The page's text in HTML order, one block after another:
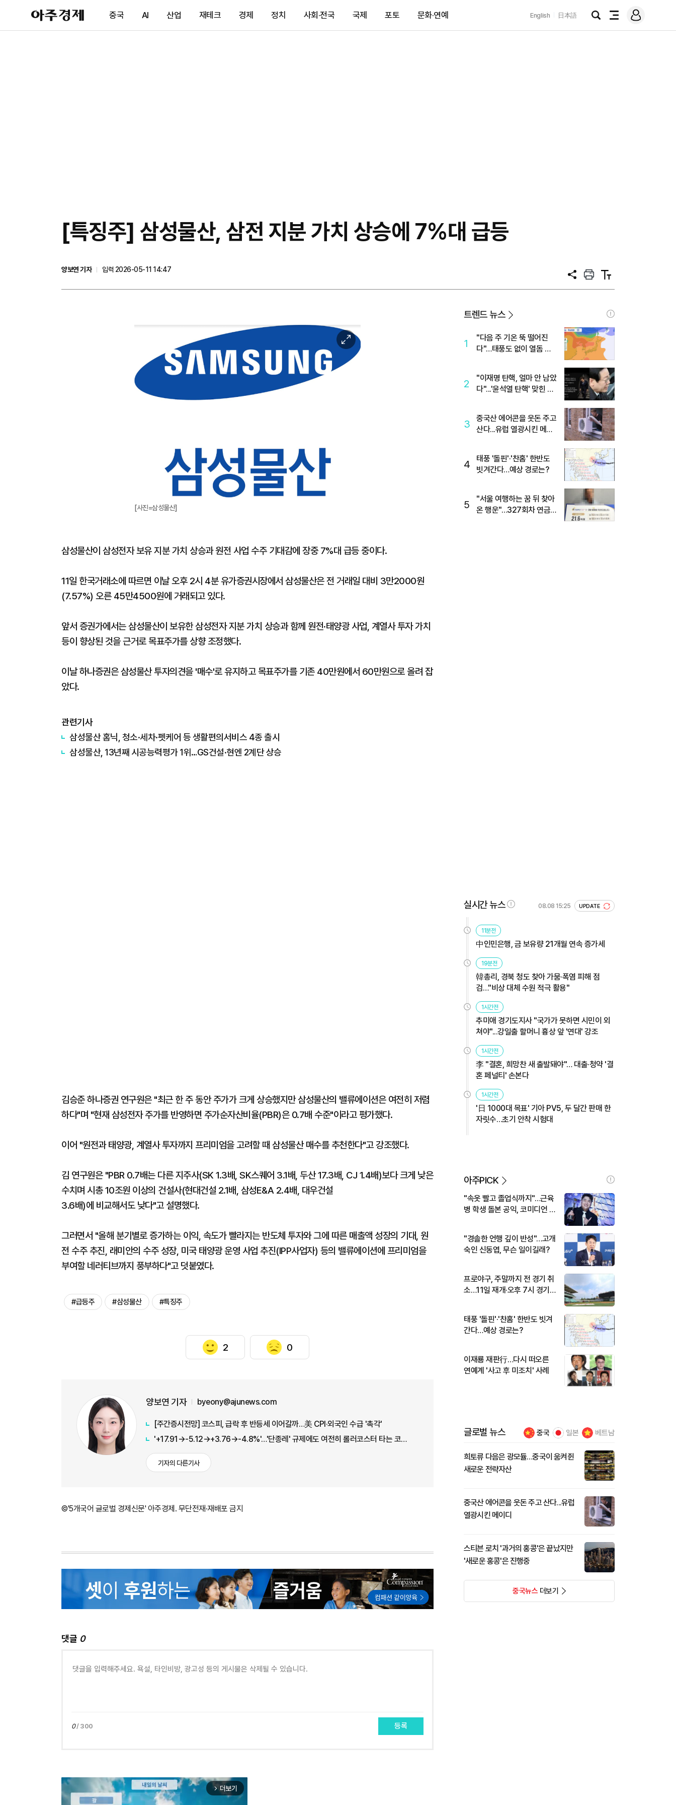
아
주
제
중국 AI 산업 재테크 경제 정치 사회·전국 국제 포토 문화·연예 English 日本語
검
전
메
그
[특징주] 삼성물산, 삼전 지분 가치 상승에 7%대 급등
양보연 기자
입력 2026-05-11 14:47
공
프
트
텍
트
이
미
지
[사진=삼성물산]
삼성물산이 삼성전자 보유 지분 가치 상승과 원전 사업 수주 기대감에 장중 7%대 급등 중이다.
11일 한국거래소에 따르면 이날 오후 2시 4분 유가증권시장에서 삼성물산은 전 거래일 대비 3만2000원
(7.57%) 오른 45만4500원에 거래되고 있다.
앞서 증권가에서는 삼성물산이 보유한 삼성전자 지분 가치 상승과 함께 원전·태양광 사업, 계열사 투자 가치
등이 향상된 것을 근거로 목표주가를 상향 조정했다.
이날 하나증권은 삼성물산 투자의견을 '매수'로 유지하고 목표주가를 기존 40만원에서 60만원으로 올려 잡
았다.
관련기사
삼성물산 홈닉, 청소·세차·펫케어 등 생활편의서비스 4종 출시
삼성물산, 13년째 시공능력평가 1위…GS건설·현엔 2계단 상승
김승준 하나증권 연구원은 "최근 한 주 동안 주가가 크게 상승했지만 삼성물산의 밸류에이션은 여전히 저렴
하다"며 "현재 삼성전자 주가를 반영하면 주가순자산비율(PBR)은 0.7배 수준"이라고 평가했다.
이어 "원전과 태양광, 계열사 투자까지 프리미엄을 고려할 때 삼성물산 매수를 추천한다"고 강조했다.
김 연구원은 "PBR 0.7배는 다른 지주사(SK 1.3배, SK스퀘어 3.1배, 두산 17.3배, CJ 1.4배)보다 크게 낮은
수치며 시총 10조원 이상의 건설사(현대건설 2.1배, 삼성E&A 2.4배, 대우건설
3.6배)에 비교해서도 낮다"고 설명했다.
그러면서 "올해 분기별로 증가하는 이익, 속도가 빨라지는 반도체 투자와 그에 따른 매출액 성장의 기대, 원
전 수주 추진, 래미안의 수주 성장, 미국 태양광 운영 사업 추진(IPP사업자) 등의 밸류에이션에 프리미엄을
부여할 네러티브까지 풍부하다"고 덧붙였다.
#급등주 #삼성물산 #특징주
2 0
양보연 기자 byeony@ajunews.com
[주간증시전망] 코스피, 급락 후 반등세 이어갈까…美 CPI·외국인 수급 '촉각'
'+17.91→-5.12→+3.76→-4.8%'…'단종레' 규제에도 여전히 롤러코스터 타는 코스피
기자의 다른기사
©'5개국어 글로벌 경제신문' 아주경제. 무단전재·재배포 금지
댓글 0
0/ 300 등록
arrow_forward_ios 더보기
트렌드 뉴스
1
"다음 주 기온 뚝 떨어진
다"…태풍도 없이 열돔 박
2
"이재명 탄핵, 얼마 안 남았
다"...'윤석열 탄핵' 맞힌 무
3
중국산 에어콘을 웃돈 주고
산다...유럽 열광시킨 메이
4
태풍 '돌핀'·'찬홈' 한반도
빗겨간다…예상 경로는?
5
"서울 여행하는 꿈 뒤 찾아
온 행운"…327회차 연금
실시간 뉴스 08.08 15:25 UPDATE
11분전
中인민은행, 금 보유량 21개월 연속 증가세
19분전
韓총리, 경북 청도 찾아 가뭄·폭염 피해 점
검…"비상 대체 수원 적극 활용"
1시간전
추미애 경기도지사 "국가가 못하면 시민이 외
쳐야"...강일출 할머니 흉상 앞 '연대' 강조
1시간전
李 "결혼, 희망찬 새 출발돼야"… 대출·청약 '결
혼 페널티' 손본다
1시간전
'日 1000대 목표' 기아 PV5, 두 달간 판매 한
자릿수…초기 안착 시험대
아주PICK
"속옷 빨고 졸업식까지"…근육
병 학생 돌본 공익, 코미디언 김
"경솔한 언행 깊이 반성"…고개
숙인 신동엽, 무슨 일이길래?
프로야구, 주말까지 전 경기 취
소…11일 재개·오후 7시 경기
태풍 '돌핀'·'찬홈' 한반도 빗겨
간다…예상 경로는?
이재룡 재판行…다시 떠오른
연예계 '사고 후 미조치' 사례
글로벌 뉴스 중국 일본 베트남
희토류 다음은 광모듈…중국이 움켜쥔
새로운 전략자산
중국산 에어콘을 웃돈 주고 산다...유럽
열광시킨 메이디
스티븐 로치 '과거의 홍콩'은 끝났지만
'새로운 홍콩'은 진행중
중국뉴스더보기